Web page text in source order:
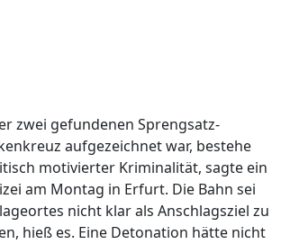
zwei gefundenen Sprengsatz-
aufgezeichnet war, bestehe
motivierter Kriminalität, sagte ein
am Montag in Erfurt. Die Bahn sei
nicht klar als Anschlagsziel zu
hieß es. Eine Detonation hätte nicht